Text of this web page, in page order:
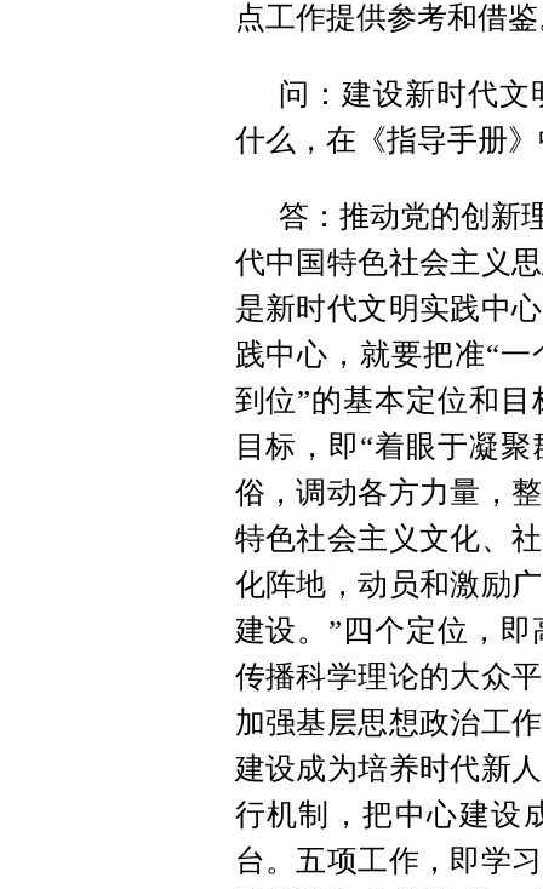
点工作提供参考和借
问：建设新时代
什么，在《指导手册
答：推动党的创新
代中国特色社会主义
是新时代文明实践中
践中心，就要把准“
到位”的基本定位和
目标，即“着眼于凝
俗，调动各方力量，
特色社会主义文化、
化阵地，动员和激励
建设。”四个定位，
传播科学理论的大众
加强基层思想政治工
建设成为培养时代新
行机制，把中心建设
台。五项工作，即学